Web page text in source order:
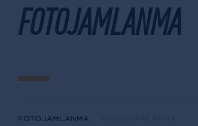
FOTOJAMLANMA
FOTOJAMLANMA